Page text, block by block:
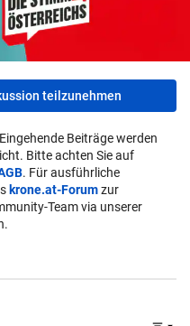
teilzunehmen
Beiträge werden
Bitte achten Sie auf
. Für ausführliche
krone.at-Forumzur
Team via unserer